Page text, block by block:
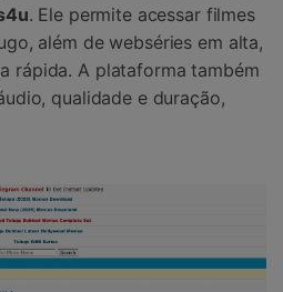
. Ele permite acessar filmes
além de webséries em alta,
rápida. A plataforma também
qualidade e duração,